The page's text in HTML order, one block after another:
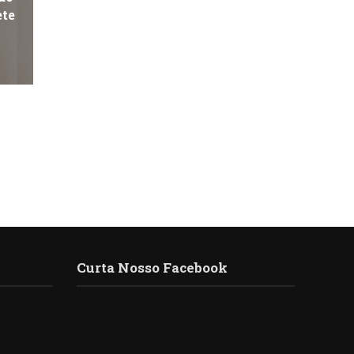
Curta Nosso Facebook